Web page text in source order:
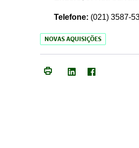
Telefone: (021) 3587-
NOVAS AQUISIÇÕES